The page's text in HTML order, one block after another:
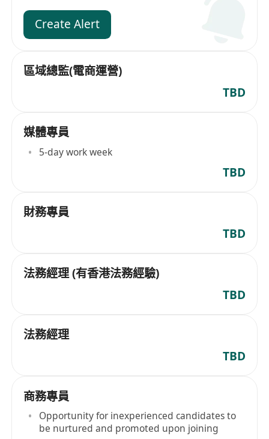
Create Alert
區域總監(電商運營)
TBD
媒體專員
5-day work week
TBD
財務專員
TBD
法務經理 (有香港法務經驗)
TBD
法務經理
TBD
商務專員
Opportunity for inexperienced candidates to
be nurtured and promoted upon joining